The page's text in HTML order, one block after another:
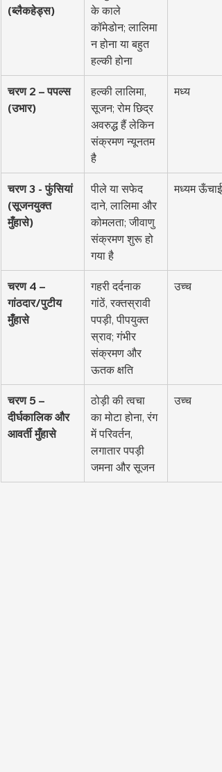
(ब्लैकहेड्स)
के काले
कॉमेडोन; लालिमा
न होना या बहुत
हल्की होना
चरण 2 – पपल्स
(उभार)
हल्की लालिमा,
सूजन; रोम छिद्र
अवरुद्ध हैं लेकिन
संक्रमण न्यूनतम
है
मध्य
चरण 3 - फुंसियां
(सूजनयुक्त
मुँहासे)
पीले या सफेद
दाने, लालिमा और
कोमलता; जीवाणु
संक्रमण शुरू हो
गया है
मध्यम ऊँचाई
चरण 4 –
गांठदार/पुटीय
मुँहासे
गहरी दर्दनाक
गांठें, रक्तस्रावी
पपड़ी, पीपयुक्त
स्राव; गंभीर
संक्रमण और
ऊतक क्षति
उच्च
चरण 5 –
दीर्घकालिक और
आवर्ती मुँहासे
ठोड़ी की त्वचा
का मोटा होना, रंग
में परिवर्तन,
लगातार पपड़ी
जमना और सूजन
उच्च